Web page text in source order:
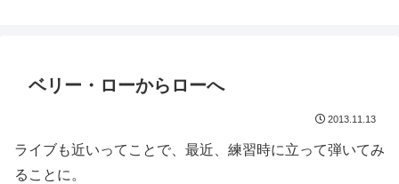
ベリー・ローからローへ
2013.11.13
ライブも近いってことで、最近、練習時に立って弾いてみ
ることに。